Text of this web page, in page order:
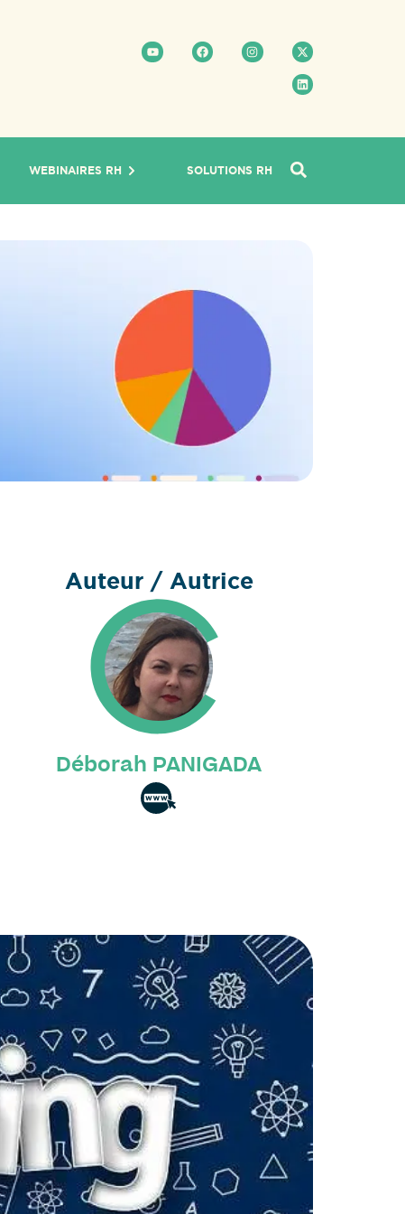
WEBINAIRES RH SOLUTIONS RH
Auteur / Autrice
Déborah PANIGADA